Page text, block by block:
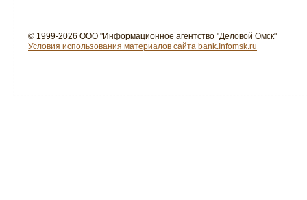
© 1999-2026 ООО "Информационное агентство "Деловой Омск"
Условия использования материалов сайта bank.Infomsk.ru